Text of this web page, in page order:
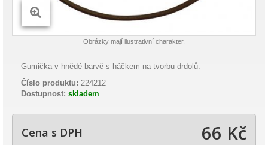
Obrázky mají ilustrativní charakter.
Gumička v hnědé barvě s háčkem na tvorbu drdolů.
Číslo produktu: 224212
Dostupnost: skladem
Cena s DPH 66 Kč